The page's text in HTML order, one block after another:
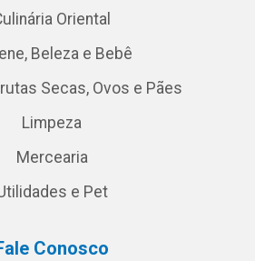
Oriental
Beleza e Bebê
Secas, Ovos e Pães
Limpeza
Mercearia
e Pet
Conosco